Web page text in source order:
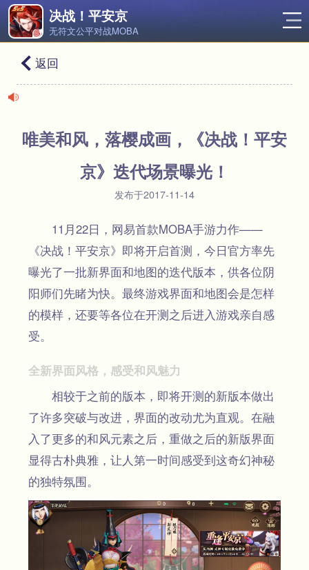
决战！平安京
无符文公平对战MOBA
返回
唯美和风，落樱成画，《决战！平安
京》迭代场景曝光！
发布于2017-11-14
11月22日，网易首款MOBA手游力作——
《决战！平安京》即将开启首测，今日官方率先
曝光了一批新界面和地图的迭代版本，供各位阴
阳师们先睹为快。最终游戏界面和地图会是怎样
的模样，还要等各位在开测之后进入游戏亲自感
受。
全新界面风格，感受和风魅力
相较于之前的版本，即将开测的新版本做出
了许多突破与改进，界面的改动尤为直观。在融
入了更多的和风元素之后，重做之后的新版界面
显得古朴典雅，让人第一时间感受到这奇幻神秘
的独特氛围。